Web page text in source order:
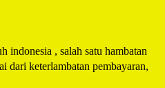
indonesia , salah satu hambatan
dari keterlambatan pembayaran,